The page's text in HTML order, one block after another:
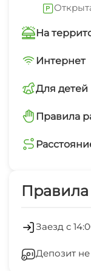
На
Есть
Интернет
Wi-Fi
Для детей
Правила
5 мин
Заезд с
Депозит не